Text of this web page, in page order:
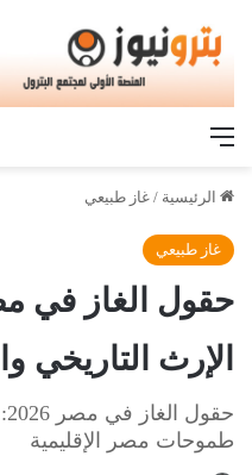
القائمة
الرئيسية / غاز طبيعي
غاز طبيعي
الإرث التاريخي
طموحات مصر الإقليمية